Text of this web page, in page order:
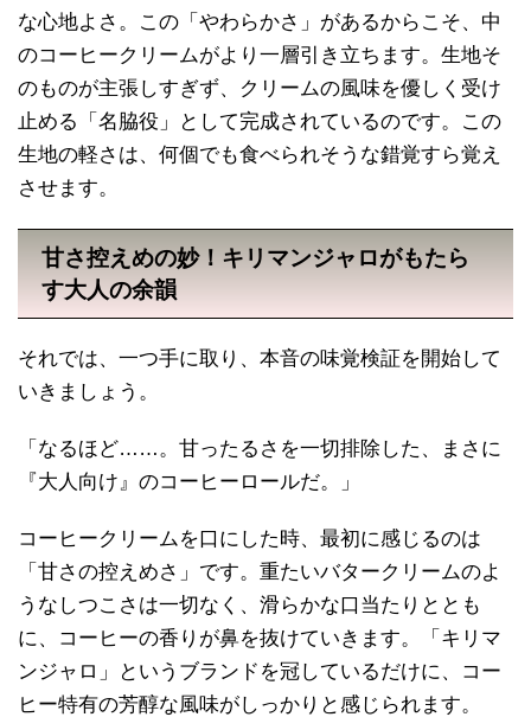
な心地よさ。この「やわらかさ」があるからこそ、中
のコーヒークリームがより一層引き立ちます。生地そ
のものが主張しすぎず、クリームの風味を優しく受け
止める「名脇役」として完成されているのです。この
生地の軽さは、何個でも食べられそうな錯覚すら覚え
させます。
甘さ控えめの妙！キリマンジャロがもたら
す大人の余韻
それでは、一つ手に取り、本音の味覚検証を開始して
いきましょう。
「なるほど……。甘ったるさを一切排除した、まさに
『大人向け』のコーヒーロールだ。」
コーヒークリームを口にした時、最初に感じるのは
「甘さの控えめさ」です。重たいバタークリームのよ
うなしつこさは一切なく、滑らかな口当たりととも
に、コーヒーの香りが鼻を抜けていきます。「キリマ
ンジャロ」というブランドを冠しているだけに、コー
ヒー特有の芳醇な風味がしっかりと感じられます。